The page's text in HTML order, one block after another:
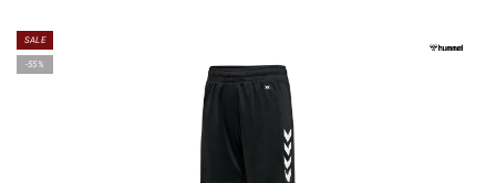
SALE
-55%